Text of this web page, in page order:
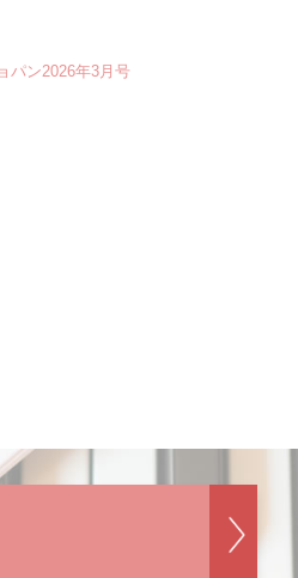
パン2026年3月号